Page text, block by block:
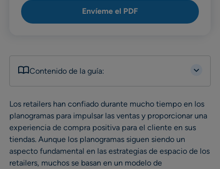
Envíeme el PDF
Contenido de la guía:
Los retailers han confiado durante mucho tiempo en los
planogramas para impulsar las ventas y proporcionar una
experiencia de compra positiva para el cliente en sus
tiendas. Aunque los planogramas siguen siendo un
aspecto fundamental en las estrategias de espacio de los
retailers, muchos se basan en un modelo de